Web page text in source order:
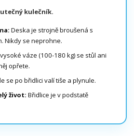
kulečník.
Deska je strojně broušená s
Nikdy se neprohne.
váze (100-180 kg) se stůl ani
opřete.
se po břidlici valí tiše a plynule.
život: Břidlice je v podstatě